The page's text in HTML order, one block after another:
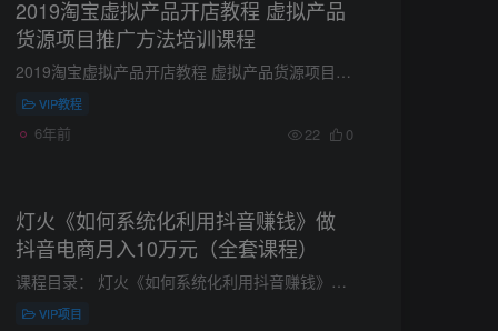
2019淘宝虚拟产品开店教程 虚拟产品
货源项目推广方法培训课程
2019淘宝虚拟产品开店教程 虚拟产品货源项目推广方法培训课程 教程大小：11 GB 创业为何要选择虚拟产品?零基础、零风险、零门槛、高回报、低投入! 酷酷老师系列课程已经更新到2019年7月，我们的...
VIP教程
6年前 22 0
灯火《如何系统化利用抖音赚钱》做
抖音电商月入10万元（全套课程）
课程目录： 灯火《如何系统化利用抖音赚钱》第01天：抖音IP+社群 灯火《如何系统化利用抖音赚钱》第02天：抖音未来内容方向建议 灯火《如何系统化利用抖音赚钱》第03天：零成本搭建自己的内容团...
VIP项目